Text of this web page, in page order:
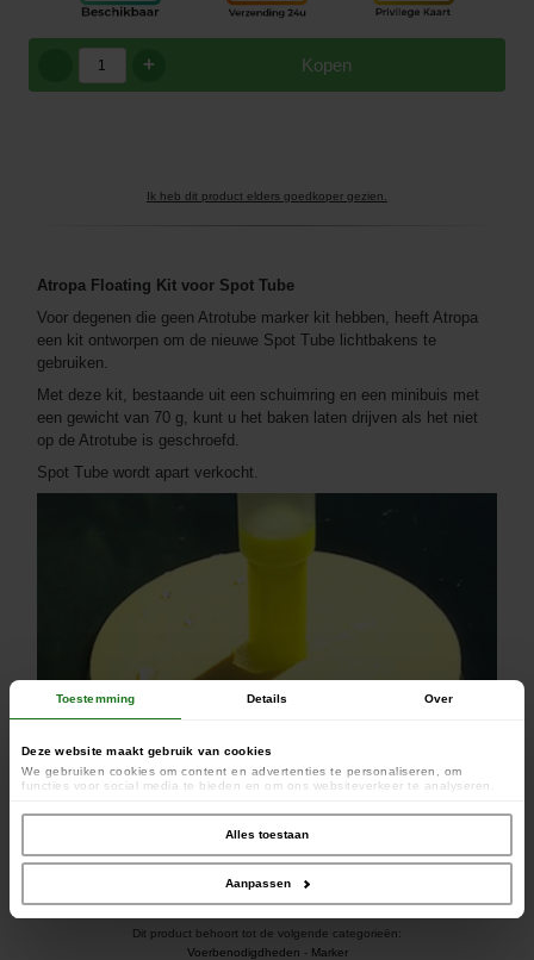
Toestemming Details Over
Deze website maakt gebruik van cookies
We gebruiken cookies om content en advertenties te personaliseren, om
functies voor social media te bieden en om ons websiteverkeer te analyseren.
social media, adverteren en analyse. Deze partners kunnen deze gegevens
combineren met andere informatie die u aan ze heeft verstrekt of die ze hebben
verzameld op basis van uw gebruik van hun services.
Alles toestaan
Aanpassen
Kopen
+
Ik heb dit product elders goedkoper gezien.
Atropa Floating Kit voor Spot Tube
Voor degenen die geen Atrotube marker kit hebben, heeft Atropa
een kit ontworpen om de nieuwe Spot Tube lichtbakens te
gebruiken.
Met deze kit, bestaande uit een schuimring en een minibuis met
een gewicht van 70 g, kunt u het baken laten drijven als het niet
op de Atrotube is geschroefd.
Spot Tube wordt apart verkocht.
Dit product behoort tot de volgende categorieën:
Voerbenodigdheden - Marker